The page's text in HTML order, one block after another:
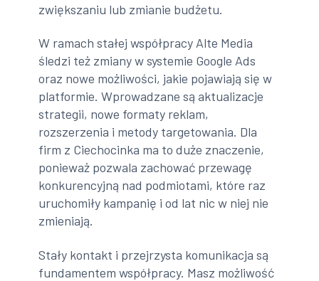
zwiększaniu lub zmianie budżetu.
W ramach stałej współpracy Alte Media
śledzi też zmiany w systemie Google Ads
oraz nowe możliwości, jakie pojawiają się w
platformie. Wprowadzane są aktualizacje
strategii, nowe formaty reklam,
rozszerzenia i metody targetowania. Dla
firm z Ciechocinka ma to duże znaczenie,
ponieważ pozwala zachować przewagę
konkurencyjną nad podmiotami, które raz
uruchomiły kampanię i od lat nic w niej nie
zmieniają.
Stały kontakt i przejrzysta komunikacja są
fundamentem współpracy. Masz możliwość